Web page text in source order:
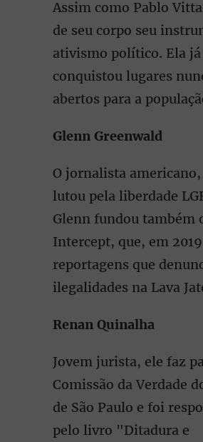
Assim como Pablo
de seu corpo seu
ativismo político. Ela já
conquistou lugares
abertos para a
Glenn Greenwald
O jornalista
lutou pela liberdade
Glenn fundou também
Intercept, que, em
reportagens que
ilegalidades na Lava
Renan Quinalha
Jovem jurista, ele faz
Comissão da Verdade
de São Paulo e foi
pelo livro "Ditadura e